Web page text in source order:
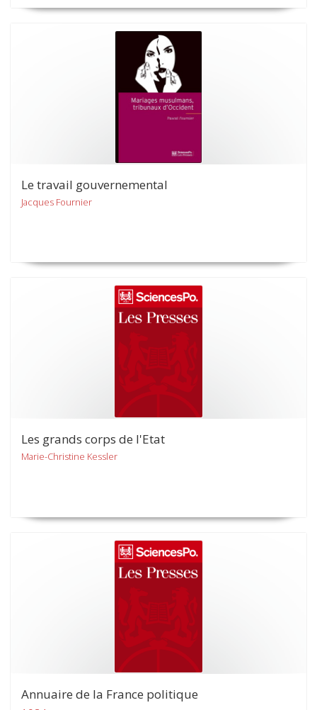
Le travail gouvernemental
Jacques Fournier
Les grands corps de l'Etat
Marie-Christine Kessler
Annuaire de la France politique